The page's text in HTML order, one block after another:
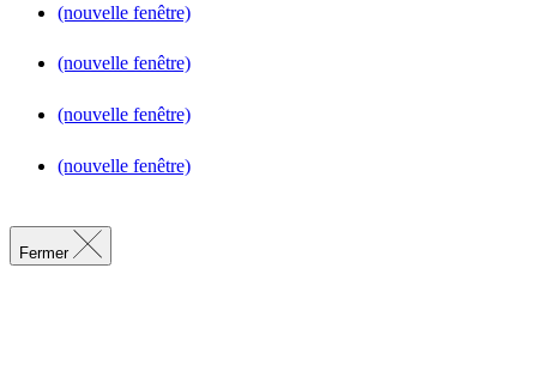
(nouvelle fenêtre)
(nouvelle fenêtre)
(nouvelle fenêtre)
(nouvelle fenêtre)
Fermer